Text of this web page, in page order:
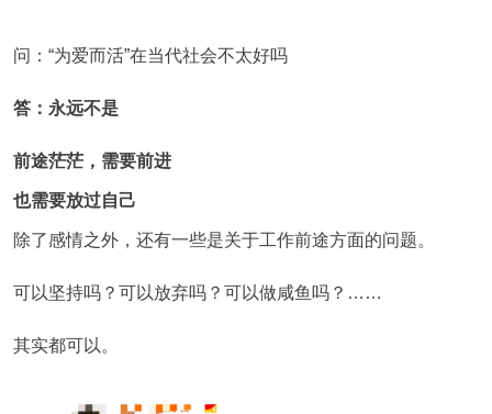
问：“为爱而活”在当代社会不太好吗
答：永远不是
前途茫茫，需要前进
也需要放过自己
除了感情之外，还有一些是关于工作前途方面的问题。
可以坚持吗？可以放弃吗？可以做咸鱼吗？……
其实都可以。